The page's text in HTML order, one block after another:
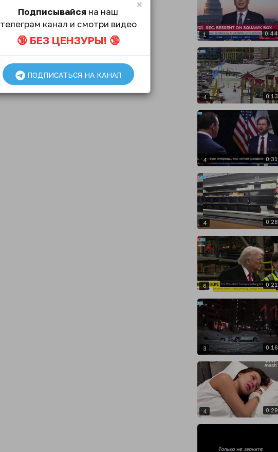
1 0:44
4 0:13
4 0:31
4 0:28
6 0:21
3 0:16
4 0:28
×
Подписывайся на наш
телеграм канал и смотри видео
🔞 БЕЗ ЦЕНЗУРЫ! 🔞
ПОДПИСАТЬСЯ НА КАНАЛ